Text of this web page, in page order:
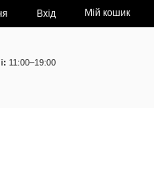
Вхід Мій кошик
11:00–19:00